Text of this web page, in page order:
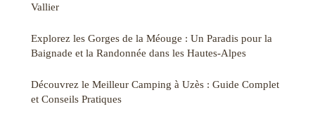
Vallier
Explorez les Gorges de la Méouge : Un Paradis pour la
Baignade et la Randonnée dans les Hautes-Alpes
Découvrez le Meilleur Camping à Uzès : Guide Complet
et Conseils Pratiques